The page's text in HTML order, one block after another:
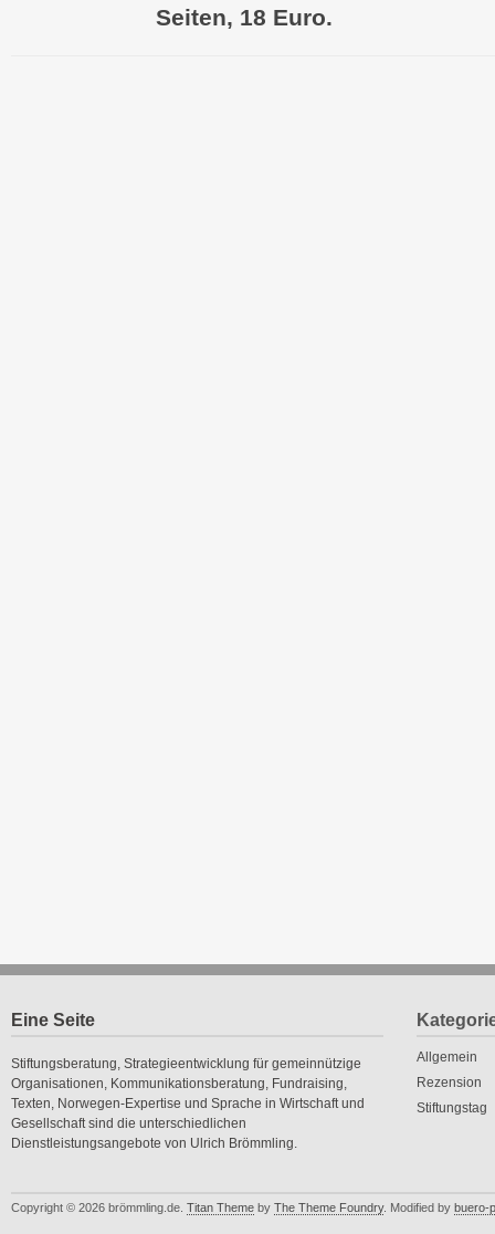
Seiten, 18 Euro.
Eine Seite
Stiftungsberatung, Strategieentwicklung für gemeinnützige
Organisationen, Kommunikationsberatung, Fundraising,
Texten, Norwegen-Expertise und Sprache in Wirtschaft und
Gesellschaft sind die unterschiedlichen
Dienstleistungsangebote von Ulrich Brömmling.
Allgemein
Rezension
Stiftungstag
Copyright © 2026 brömmling.de. Titan Theme by The Theme Foundry. Modified by buero-